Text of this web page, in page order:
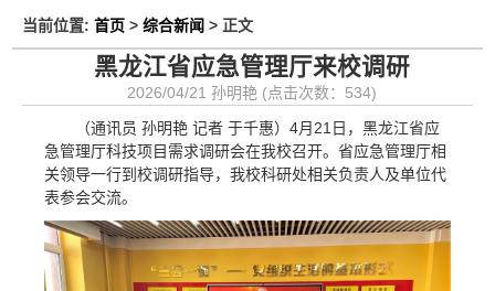
当前位置: 首页> 综合新闻 > 正文
黑龙江省应急管理厅来校调研
2026/04/21 孙明艳 (点击次数： 534)
（通讯员 孙明艳 记者 于千惠）4月21日，黑龙江省应
急管理厅科技项目需求调研会在我校召开。省应急管理厅相
关领导一行到校调研指导，我校科研处相关负责人及单位代
表参会交流。